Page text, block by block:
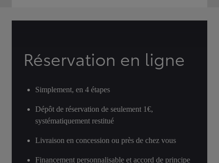
Réservation en ligne
Simplement, en 4 étapes
Dépôt de réservation de seulement 1€,
systématiquement restitué
Livraison en concession ou près de chez vous
Financement personnalisable et accord de principe